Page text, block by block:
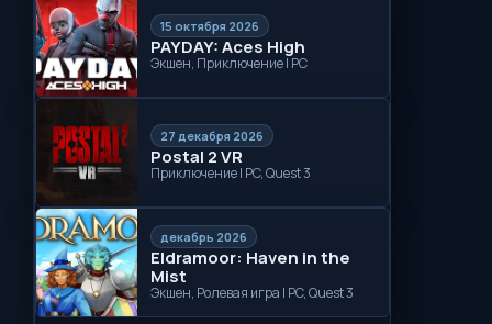
15 октября 2026
PAYDAY: Aces High
Экшен, Приключение | PC
27 декабря 2026
Postal 2 VR
Приключение | PC, Quest 3
декабрь 2026
Eldramoor: Haven in the
Mist
Экшен, Ролевая игра | PC, Quest 3